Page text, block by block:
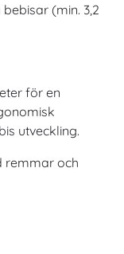
(min. 3,2
för en
utveckling.
remmar och